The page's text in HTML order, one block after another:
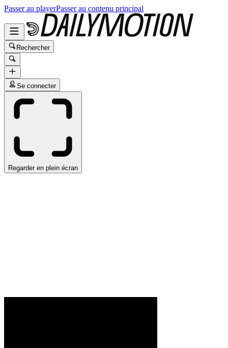
Passer au playerPasser au contenu principal
Rechercher
Se connecter
Regarder en plein écran